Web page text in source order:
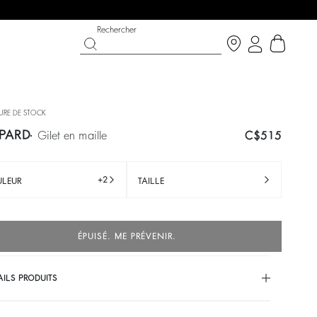
Découvrir
Rechercher
DE STOCK
gilet en maille C$515
+2 TAILLE
ÉPUISÉ. ME PRÉVENIR.
PRODUITS